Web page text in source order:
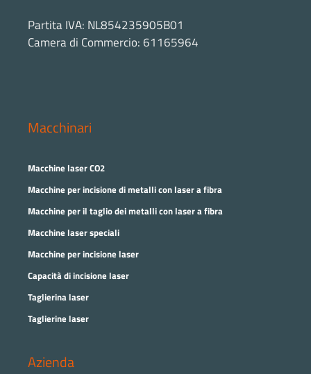
Partita IVA: NL854235905B01
Camera di Commercio: 61165964
Macchinari
Macchine laser CO2
Macchine per incisione di metalli con laser a fibra
Macchine per il taglio dei metalli con laser a fibra
Macchine laser speciali
Macchine per incisione laser
Capacità di incisione laser
Taglierina laser
Taglierine laser
Azienda